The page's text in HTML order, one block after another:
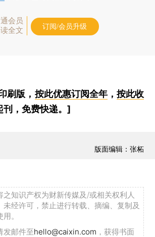
会员
全文
订阅/会员升级
刷版， 按此优惠订阅全年， 按此收
刊，免费快递。]
版面编辑：张柘
之知识产权为财新传媒及/或相关权利人
未经许可，禁止进行转载、摘编、复制及
。
发邮件至hello@caixin.com ，获得书面